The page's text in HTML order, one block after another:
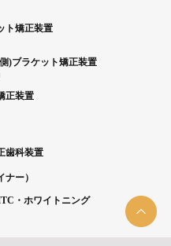
ト矯正装置
)ブラケット矯正装置
正装置
歯科装置
ー）
・ホワイトニング